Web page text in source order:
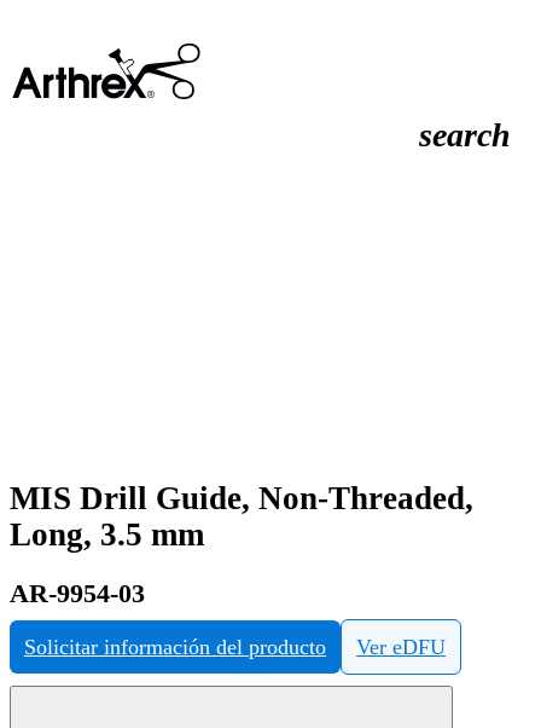
search
MIS Drill Guide, Non-Threaded,
Long, 3.5 mm
AR-9954-03
Solicitar información del producto Ver eDFU